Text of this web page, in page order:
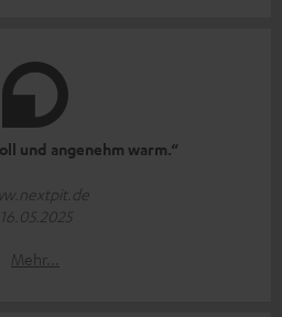
und angenehm warm.“
16.05.2025
Mehr...